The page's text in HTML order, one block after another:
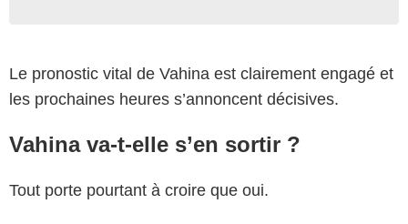
Le pronostic vital de Vahina est clairement engagé et
les prochaines heures s’annoncent décisives.
Vahina va-t-elle s’en sortir ?
Tout porte pourtant à croire que oui.